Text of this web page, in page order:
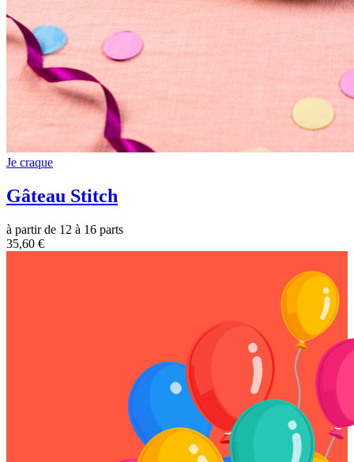
Je craque
Gâteau Stitch
à partir de 12 à 16 parts
35,60 €